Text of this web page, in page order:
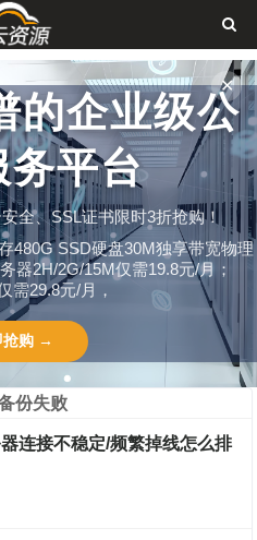
的企业级公
务平台
全、SSL证书限时3折抢购！
480G SSD硬盘30M独享带宽物理
器2H/2G/15M仅需19.8元/月；
需29.8元/月，
抢购 →
✕
份失败
连接不稳定/频繁掉线怎么排